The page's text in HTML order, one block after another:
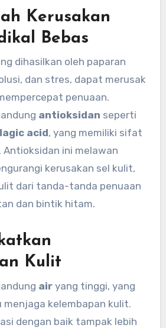
Kerusakan
Bebas
dihasilkan oleh paparan
dan stres, dapat merusak
penuaan.
antioksidan seperti
acid, yang memiliki sifat
ini melawan
kerusakan sel kulit,
dari tanda-tanda penuaan
dan bintik hitam.
Kulit
airyang tinggi, yang
kelembapan kulit.
dengan baik tampak lebih